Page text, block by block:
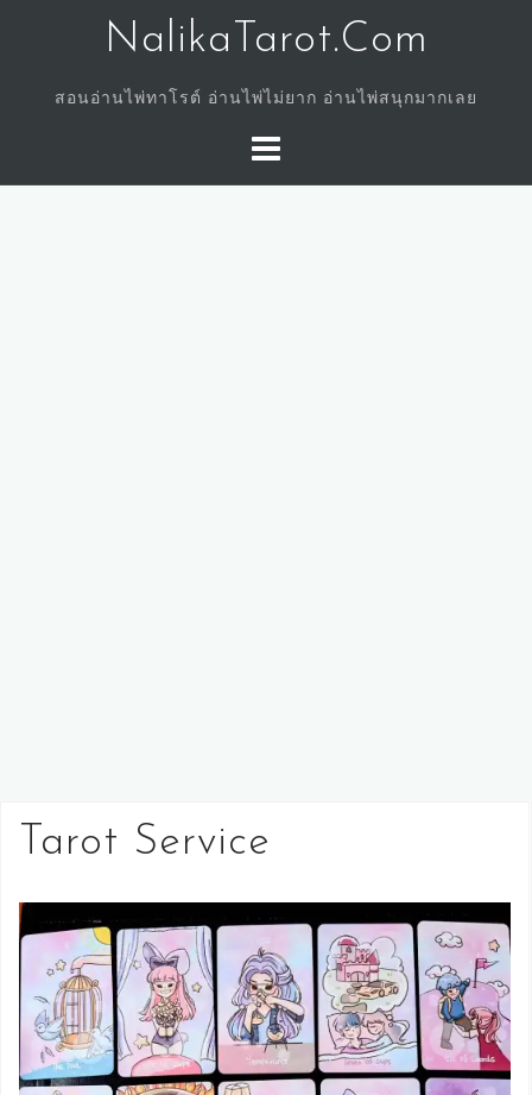
NalikaTarot.Com
สอนอ่านไพ่ทาโรต์ อ่านไพ่ไม่ยาก อ่านไพ่สนุกมากเลย
Tarot Service